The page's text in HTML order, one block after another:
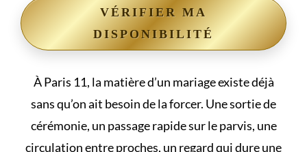
VÉRIFIER MA
DISPONIBILITÉ
À Paris 11, la matière d’un mariage existe déjà
sans qu’on ait besoin de la forcer. Une sortie de
cérémonie, un passage rapide sur le parvis, une
circulation entre proches, un regard qui dure une